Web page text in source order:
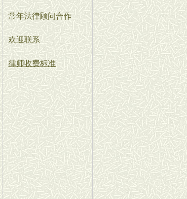
常年法律顾问合作
欢迎联系
律师收费标准